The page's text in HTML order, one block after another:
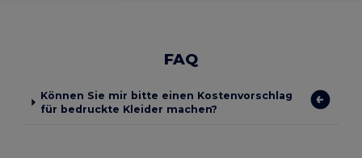
FAQ
Können Sie mir bitte einen Kostenvorschlag
für bedruckte Kleider machen?